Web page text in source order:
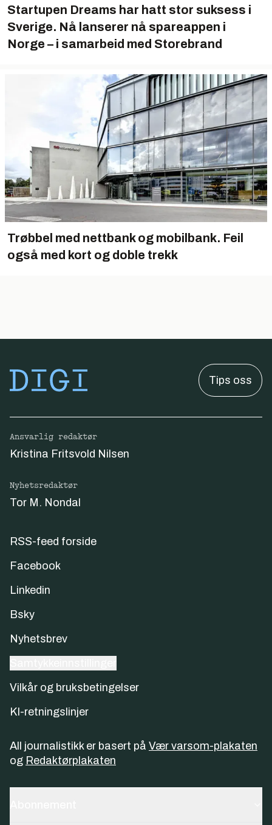
Startupen Dreams har hatt stor suksess i
Sverige. Nå lanserer nå spareappen i
Norge – i samarbeid med Storebrand
Trøbbel med nettbank og mobilbank. Feil
også med kort og doble trekk
Tips oss
Ansvarlig redaktør
Kristina Fritsvold Nilsen
Nyhetsredaktør
Tor M. Nondal
RSS-feed forside
Facebook
Linkedin
Bsky
Nyhetsbrev
Vilkår og bruksbetingelser
KI-retningslinjer
All journalistikk er basert på Vær varsom-plakaten
og Redaktørplakaten